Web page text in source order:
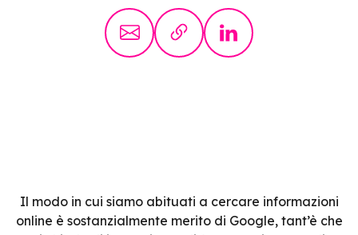
Il modo in cui siamo abituati a cercare informazioni
online è sostanzialmente merito di Google, tant’è che